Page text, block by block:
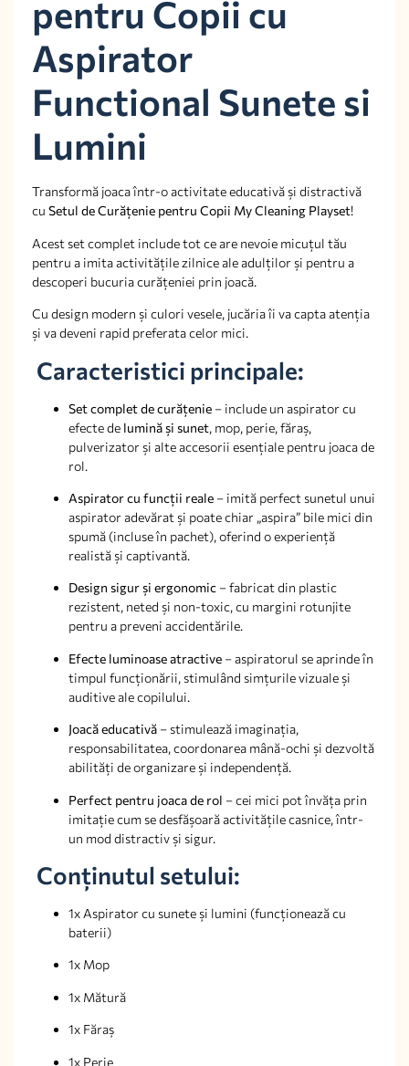
pentru Copii cu
Aspirator
Functional Sunete si
Lumini
Transformă joaca într-o activitate educativă și distractivă
cu Setul de Curățenie pentru Copii My Cleaning Playset!
Acest set complet include tot ce are nevoie micuțul tău
pentru a imita activitățile zilnice ale adulților și pentru a
descoperi bucuria curățeniei prin joacă.
Cu design modern și culori vesele, jucăria îi va capta atenția
și va deveni rapid preferata celor mici.
Caracteristici principale:
Set complet de curățenie – include un aspirator cu
efecte de lumină și sunet, mop, perie, făraș,
pulverizator și alte accesorii esențiale pentru joaca de
rol.
Aspirator cu funcții reale – imită perfect sunetul unui
aspirator adevărat și poate chiar „aspira” bile mici din
spumă (incluse în pachet), oferind o experiență
realistă și captivantă.
Design sigur și ergonomic – fabricat din plastic
rezistent, neted și non-toxic, cu margini rotunjite
pentru a preveni accidentările.
Efecte luminoase atractive – aspiratorul se aprinde în
timpul funcționării, stimulând simțurile vizuale și
auditive ale copilului.
Joacă educativă – stimulează imaginația,
responsabilitatea, coordonarea mână-ochi și dezvoltă
abilități de organizare și independență.
Perfect pentru joaca de rol – cei mici pot învăța prin
imitație cum se desfășoară activitățile casnice, într-
un mod distractiv și sigur.
Conținutul setului:
1x Aspirator cu sunete și lumini (funcționează cu
baterii)
1x Mop
1x Mătură
1x Făraș
1x Perie